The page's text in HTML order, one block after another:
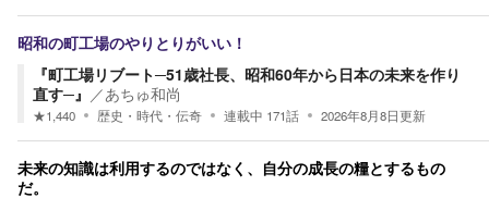
昭和の町工場のやりとりがいい！
『町工場リブート─51歳社長、昭和60年から日本の未来を作り
直す─』 ／あちゅ和尚
★1,440 歴史・時代・伝奇 連載中 171話 2026年8月8日更新
未来の知識は利用するのではなく、自分の成長の糧とするもの
だ。